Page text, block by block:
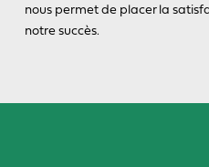
nous permet de placer la
notre succès.